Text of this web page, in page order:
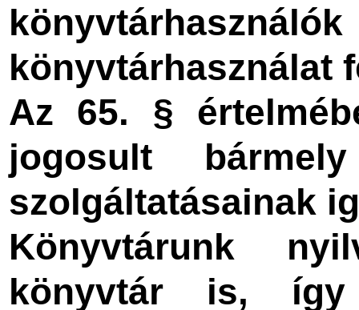
könyvtárhasználat
Az 65. §
jogosult
szolgáltatásainak
Könyvtárunk
könyvtár is, így